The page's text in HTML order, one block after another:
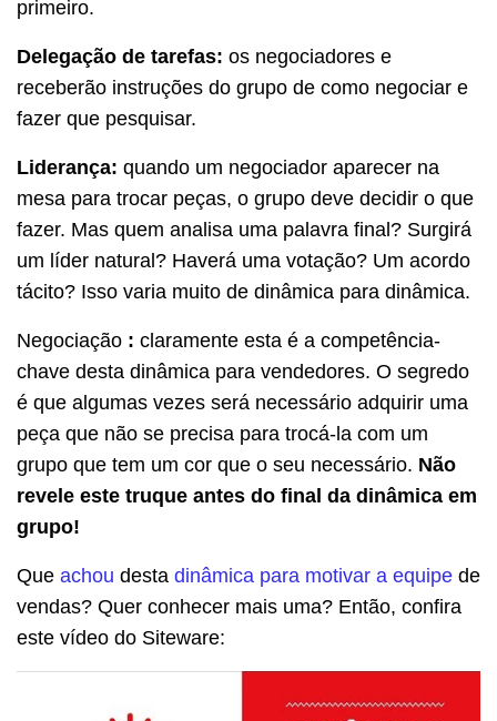
primeiro.
Delegação de tarefas: os negociadores e
receberão instruções do grupo de como negociar e
fazer que pesquisar.
Liderança: quando um negociador aparecer na
mesa para trocar peças, o grupo deve decidir o que
fazer. Mas quem analisa uma palavra final? Surgirá
um líder natural? Haverá uma votação? Um acordo
tácito? Isso varia muito de dinâmica para dinâmica.
Negociação : claramente esta é a competência-
chave desta dinâmica para vendedores. O segredo
é que algumas vezes será necessário adquirir uma
peça que não se precisa para trocá-la com um
grupo que tem um cor que o seu necessário. Não
revele este truque antes do final da dinâmica em
grupo!
Que achou desta dinâmica para motivar a equipe de
vendas? Quer conhecer mais uma? Então, confira
este vídeo do Siteware: